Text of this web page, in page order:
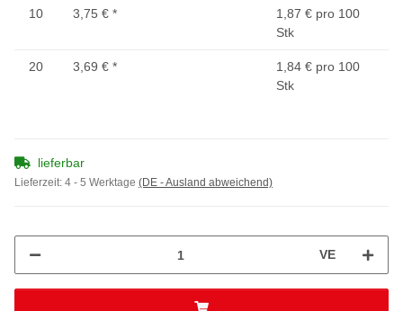
10 3,75 € *
1,87 € pro 100
Stk
20 3,69 € *
1,84 € pro 100
Stk
lieferbar
Lieferzeit: 4 - 5 Werktage (DE - Ausland abweichend)
VE